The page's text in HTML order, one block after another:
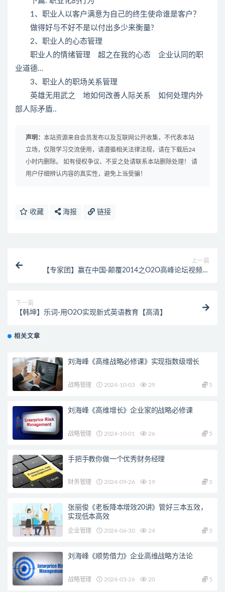
1、职业人以客户满意为自己的终生使命谁是客户？
做得好与不好不是以付出多少来衡量?
2、职业人的心态管理
职业人的情绪管理 超之在我的心态 企业认同的职
业道德…
3、职业人的职场关系管理
英雄无用武之 地如何改善人际关系 如何处理内外
部人际矛盾..
声明： 本站资源来自会员发布以及互联网公开收集，不代表本站
立场，仅限学习交流使用，请遵循相关法律法规，请在下载后24
小时内删除。 如有侵权争议、不妥之处请联系本站删除处理！ 请
用户仔细辨认内容的真实性，避免上当受骗！
收藏 海报 链接
上一篇
【专家团】赢在中国·颠覆2014之O2O高峰论坛视频全
下一篇
【韩坤】乐词-用O2O实现新式英语教育【高清】
相关文章
刘海峰《高维战略必修课》实现指数级增长
战略管理 2024-10-03 29 5
刘海峰《高维增长》企业家的战略必修课
战略管理 2024-10-01 26 5
手把手教你做一个优秀财务经理
财务管理 2024-09-26 19 5
张丽俊《老板降本增效20讲》管好三本五效，
实现低本高效
企业管理 2024-06-30 24 5
刘海峰《顺势借力》企业高维战略方法论
战略管理 2024-05-26 20 5